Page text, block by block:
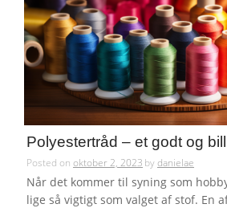
Polyestertråd – et godt og
Posted on oktober 2, 2023 bydanielae
Når det kommer til syning som
lige så vigtigt som valget af stof. En